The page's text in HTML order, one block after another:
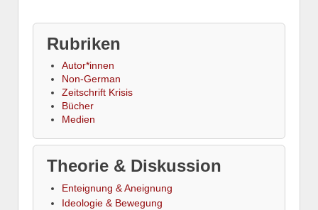
Rubriken
Autor*innen
Non-German
Zeitschrift Krisis
Bücher
Medien
Theorie & Diskussion
Enteignung & Aneignung
Ideologie & Bewegung